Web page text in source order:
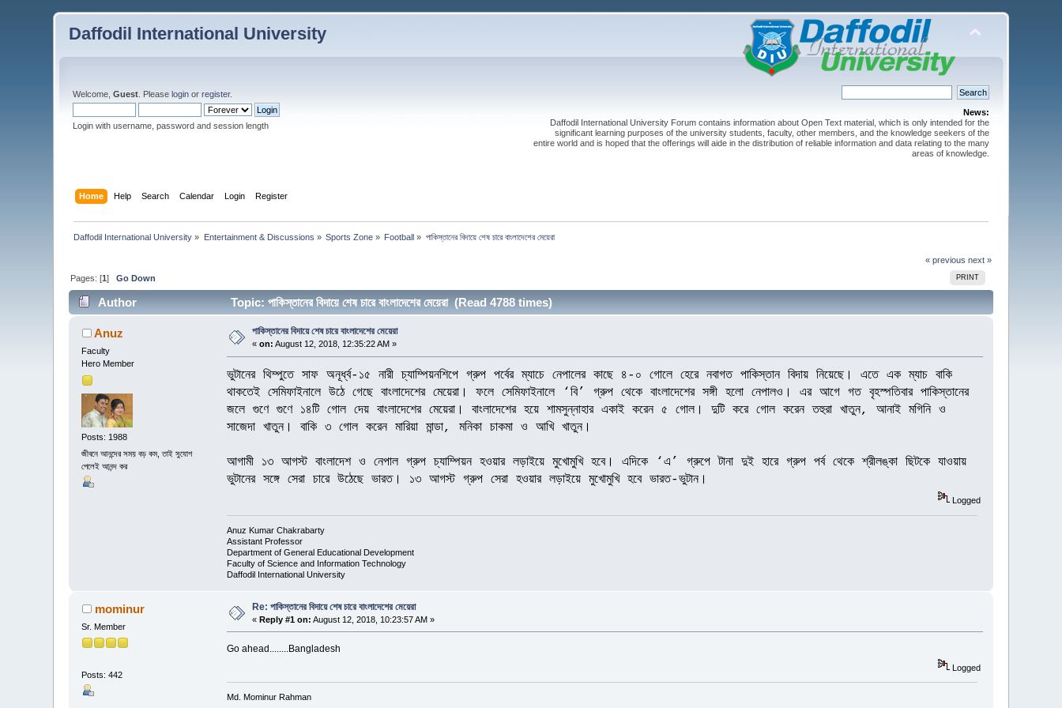
Daffodil International University
Welcome,Guest . Pleaselogin orregister.
Login with username, password and session length
News:
Daffodil International University Forum contains information about Open Text material, which is only intended for the
significant learning purposes of the university students, faculty, other members, and the knowledge seekers of the
entire world and is hoped that the offerings will aide in the distribution of reliable information and data relating to the many
areas of knowledge.
Home Help Search Calendar Login Register
Daffodil International University » Entertainment & Discussions » Sports Zone » Football » পাকিস্তানের বিদায়ে শেষ চারে বাংলাদেশের মেয়েরা
« previous next »
PRINT
Pages: [1]Go Down
Author Topic: পাকিস্তানের বিদায়ে শেষ চারে বাংলাদেশের মেয়েরা (Read 4788 times)
Anuz
Faculty
Hero Member
Posts: 1988
জীবনে আনন্দের সময় বড় কম, তাই সুযোগ
পেলেই আনন্দ কর
পাকিস্তানের বিদায়ে শেষ চারে বাংলাদেশের মেয়েরা
«on: August 12, 2018, 12:35:22 AM »
ভুটানের থিম্পুতে সাফ অনূর্ধ্ব-১৫ নারী চ্যাম্পিয়নশিপে গ্রুপ পর্বের ম্যাচে নেপালের কাছে ৪-০ গোলে হেরে নবাগত পাকিস্তান বিদায় নিয়েছে। এতে এক ম্যাচ বাকি
থাকতেই সেমিফাইনালে উঠে গেছে বাংলাদেশের মেয়েরা। ফলে সেমিফাইনালে ‘বি’ গ্রুপ থেকে বাংলাদেশের সঙ্গী হলো নেপালও। এর আগে গত বৃহস্পতিবার পাকিস্তানের
জলে গুণে গুণে ১৪টি গোল দেয় বাংলাদেশের মেয়েরা। বাংলাদেশের হয়ে শামসুন্নাহার একাই করেন ৫ গোল। দুটি করে গোল করেন তহুরা খাতুন, আনাই মগিনি ও
সাজেদা খাতুন। বাকি ৩ গোল করেন মারিয়া মান্ডা, মনিকা চাকমা ও আখি খাতুন।
আগামী ১৩ আগস্ট বাংলাদেশ ও নেপাল গ্রুপ চ্যাম্পিয়ন হওয়ার লড়াইয়ে মুখোমুখি হবে। এদিকে ‘এ’ গ্রুপে টানা দুই হারে গ্রুপ পর্ব থেকে শ্রীলঙ্কা ছিটকে যাওয়ায়
ভুটানের সঙ্গে সেরা চারে উঠেছে ভারত। ১৩ আগস্ট গ্রুপ সেরা হওয়ার লড়াইয়ে মুখোমুখি হবে ভারত-ভুটান।
Logged
Anuz Kumar Chakrabarty
Assistant Professor
Department of General Educational Development
Faculty of Science and Information Technology
Daffodil International University
mominur
Sr. Member
Posts: 442
Re: পাকিস্তানের বিদায়ে শেষ চারে বাংলাদেশের মেয়েরা
«Reply #1 on: August 12, 2018, 10:23:57 AM »
Go ahead........Bangladesh
Logged
Md. Mominur Rahman